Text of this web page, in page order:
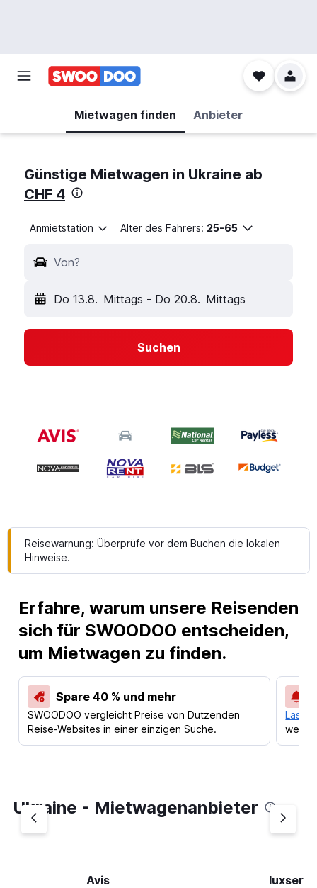
Mietwagen finden Anbieter
Günstige Mietwagen in Ukraine ab
CHF 4
Anmietstation Alter des Fahrers: 25-65
Von?
Do 13.8. Mittags - Do 20.8. Mittags
Suchen
Reisewarnung: Überprüfe vor dem Buchen die lokalen
Hinweise.
Erfahre, warum unsere Reisenden
sich für SWOODOO entscheiden,
um Mietwagen zu finden.
Spare 40 % und mehr
SWOODOO vergleicht Preise von Dutzenden
Reise-Websites in einer einzigen Suche.
Lass
Ukraine - Mietwagenanbieter
Avis